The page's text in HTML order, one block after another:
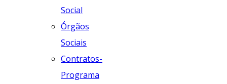
Social
Órgãos
Sociais
Contratos-
Programa